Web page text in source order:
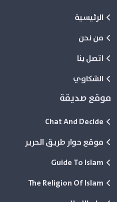
الرئيسية
من نحن
اتصل بنا
الشكاوي
موقع صديقة
Chat And Decide
موقع حوار طريق الحرير
Guide To Islam
The Religion Of Islam